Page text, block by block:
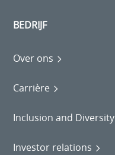
BEDRIJF
Over ons
Carrière
Inclusion and Diversity
Investor relations